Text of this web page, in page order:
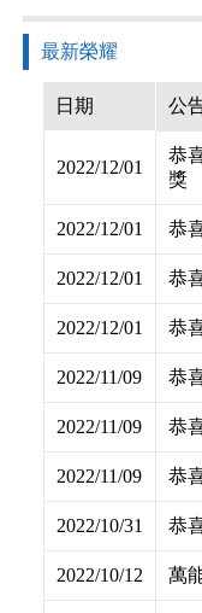
最新榮耀
日期 公
2022/12/01
恭
獎
2022/12/01 恭
2022/12/01 恭
2022/12/01 恭
2022/11/09 恭
2022/11/09 恭
2022/11/09 恭
2022/10/31 恭
2022/10/12 萬